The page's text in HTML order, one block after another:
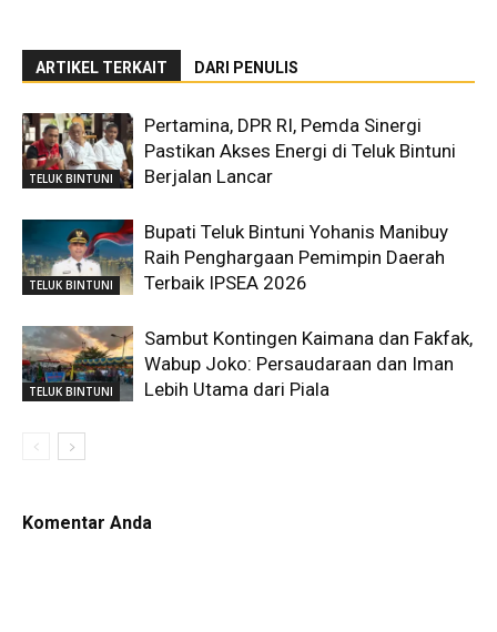
ARTIKEL TERKAIT DARI PENULIS
TELUK BINTUNI
Pertamina, DPR RI, Pemda Sinergi
Pastikan Akses Energi di Teluk Bintuni
Berjalan Lancar
TELUK BINTUNI
Bupati Teluk Bintuni Yohanis Manibuy
Raih Penghargaan Pemimpin Daerah
Terbaik IPSEA 2026
TELUK BINTUNI
Sambut Kontingen Kaimana dan Fakfak,
Wabup Joko: Persaudaraan dan Iman
Lebih Utama dari Piala
Komentar Anda